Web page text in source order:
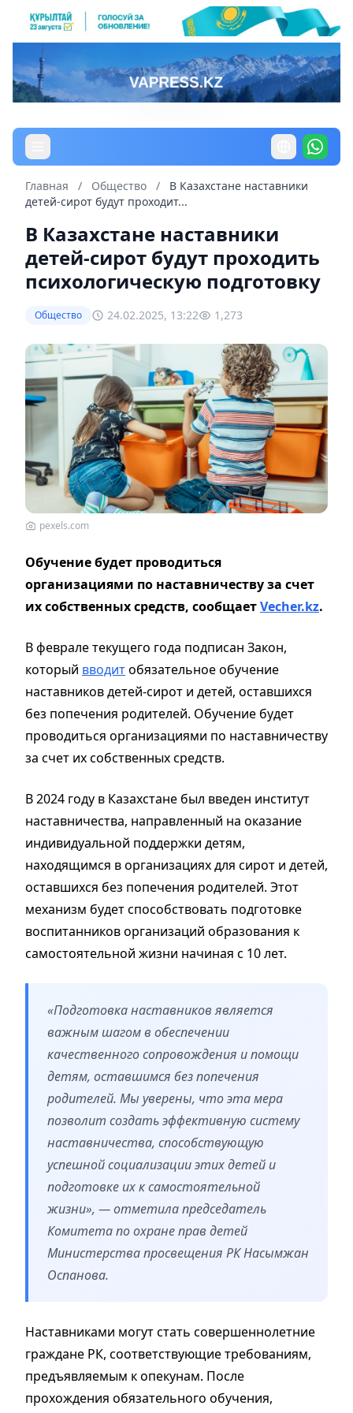
Главная / Общество /
В Казахстане наставники
детей-сирот будут проходит...
В Казахстане наставники
детей-сирот будут проходить
психологическую подготовку
Общество 24.02.2025, 13:22 1,273
pexels.com
Обучение будет проводиться
организациями по наставничеству за счет
их собственных средств, сообщаетVecher.kz.
В феврале текущего года подписан Закон,
который вводитобязательное обучение
наставников детей-сирот и детей, оставшихся
без попечения родителей. Обучение будет
проводиться организациями по наставничеству
за счет их собственных средств.
В 2024 году в Казахстане был введен институт
наставничества, направленный на оказание
индивидуальной поддержки детям,
находящимся в организациях для сирот и детей,
оставшихся без попечения родителей. Этот
механизм будет способствовать подготовке
воспитанников организаций образования к
самостоятельной жизни начиная с 10 лет.
«Подготовка наставников является
важным шагом в обеспечении
качественного сопровождения и помощи
детям, оставшимся без попечения
родителей. Мы уверены, что эта мера
позволит создать эффективную систему
наставничества, способствующую
успешной социализации этих детей и
подготовке их к самостоятельной
жизни», — отметила председатель
Комитета по охране прав детей
Министерства просвещения РК Насымжан
Оспанова.
Наставниками могут стать совершеннолетние
граждане РК, соответствующие требованиям,
предъявляемым к опекунам. После
прохождения обязательного обучения,